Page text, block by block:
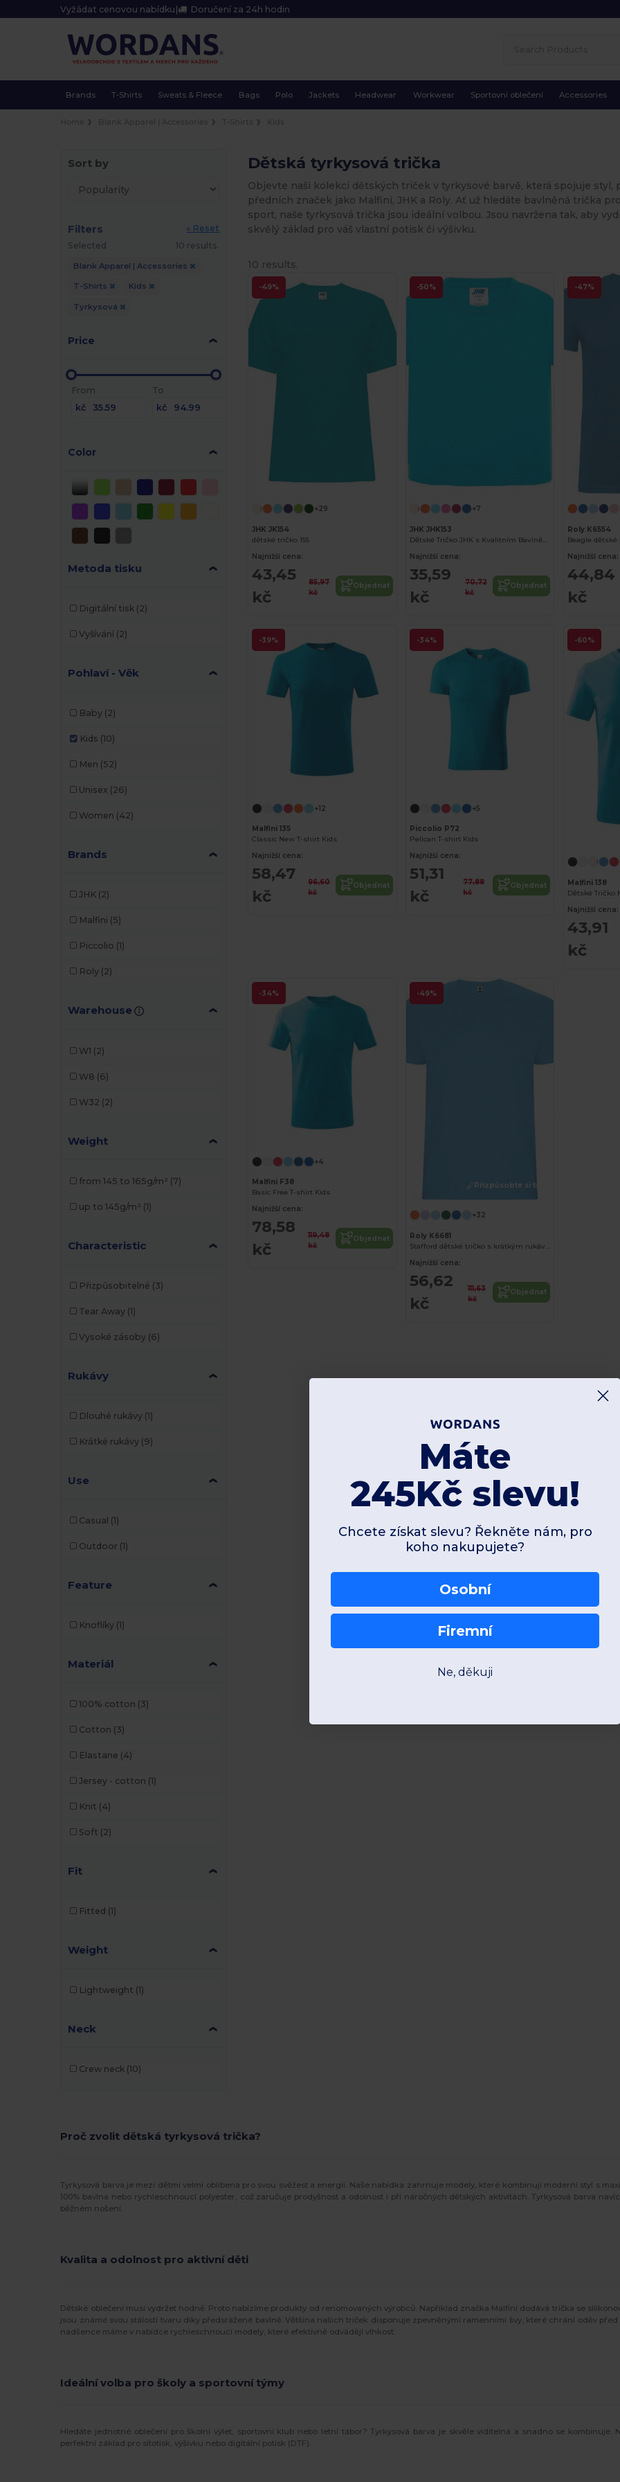
Vyžádat cenovou nabídku | Doručení za 24h hodin
Brands T-Shirts Sweats & Fleece Bags Polo Jackets Headwear Workwear Sportovní oblečení Accessories
Sort by
Filters
« Reset
Selected
10 results.
Blank Apparel | Accessories
T-Shirts Kids
Tyrkysová
Price
From
kč
To
kč
Color
Metoda tisku
Digitální tisk (2)
Vyšívání (2)
Pohlaví - Věk
Baby (2)
Kids (10)
Men (52)
Unisex (26)
Women (42)
Brands
JHK (2)
Malfini (5)
Piccolio (1)
Roly (2)
Warehouse
W1 (2)
W8 (6)
W32 (2)
Weight
from 145 to 165g/m² (7)
up to 145g/m² (1)
Characteristic
Přizpůsobitelné (3)
Tear Away (1)
Vysoké zásoby (6)
Rukávy
Dlouhé rukávy (1)
Krátké rukávy (9)
Use
Casual (1)
Outdoor (1)
Feature
Knoflíky (1)
Materiál
100% cotton (3)
Cotton (3)
Elastane (4)
Jersey - cotton (1)
Knit (4)
Soft (2)
Fit
Fitted (1)
Weight
Lightweight (1)
Neck
Crew neck (10)
Dětská tyrkysová trička
Objevte naši kolekci dětských triček v tyrkysové barvě, která spojuje styl,
předních značek jako Malfini, JHK a Roly. Ať už hledáte bavlněná trička
sport, naše tyrkysová trička jsou ideální volbou. Jsou navržena tak, aby
skvělý základ pro váš vlastní potisk či výšivku.
10 results.
-49%
+29
JHK JK154
dětské tričko 155
Najnižší cena:
43,45
kč
85,97
kč
Objednat
-50%
+7
JHK JHK153
Dětské Tričko JHK s Kvalitním Bavlněným Dotykem
Najnižší cena:
35,59
kč
70,72
kč
Objednat
-47%
Roly K6554
Najnižší cena:
44,84
kč
-39%
+12
Malfini 135
Classic New T-shirt Kids
Najnižší cena:
58,47
kč
96,60
kč
Objednat
-34%
+5
Piccolio P72
Pelican T-shirt Kids
Najnižší cena:
51,31
kč
77,88
kč
Objednat
-60%
Malfini 138
Dětské Tričko
Najnižší cena:
43,91
kč
-34%
+4
Malfini F38
Basic Free T-shirt Kids
Najnižší cena:
78,58
kč
119,48
kč
Objednat
-49%
Přizpůsobte si to!
+32
Roly K6681
Stafford dětské tričko s krátkým rukávem
Najnižší cena:
56,62
kč
111,63
kč
Objednat
Proč zvolit dětská tyrkysová trička?
Tyrkysová barva je mezi dětmi velmi oblíbená pro svou svěžest a energii. Naše nabídka zahrnuje modely, které kombinují moderní styl s
100% bavlna nebo rychleschnoucí polyester, což zaručuje prodyšnost a odolnost i při náročných dětských aktivitách. Tyrkysová barva
běžném nošení.
Kvalita a odolnost pro aktivní děti
Dětské oblečení musí vydržet hodně. Proto nabízíme produkty od renomovaných výrobců. Například značka Malfini dodává trička se
jsou známé svou stálostí tvaru díky předsrážené bavlně. Většina našich triček disponuje zpevněnými ramenními švy, které chrání oděv
nadšence máme v nabídce rychleschnoucí modely, které efektivně odvádějí vlhkost.
Ideální volba pro školy a sportovní týmy
Hledáte jednotné oblečení pro školní výlet, sportovní klub nebo letní tábor? Tyrkysová barva je skvěle viditelná a snadno se kombinuje.
perfektní základ pro sítotisk, výšivku nebo digitální potisk (DTF).
Máte
245Kč slevu!
Chcete získat slevu? Řekněte nám, pro
koho nakupujete?
Osobní
Firemní
Ne, děkuji